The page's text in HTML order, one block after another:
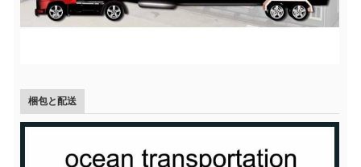
梱包と配送